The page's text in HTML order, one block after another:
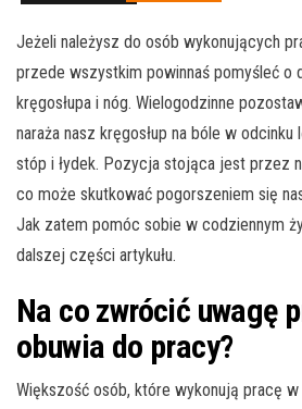
Jeżeli należysz do osób wykonujących
przede wszystkim powinnaś pomyśleć o
kręgosłupa i nóg. Wielogodzinne
naraża nasz kręgosłup na bóle w odcinku
stóp i łydek. Pozycja stojąca jest przez
co może skutkować pogorszeniem się
Jak zatem pomóc sobie w codziennym
dalszej części artykułu.
Na co zwrócić uwagę
obuwia do pracy?
Większość osób, które wykonują pracę